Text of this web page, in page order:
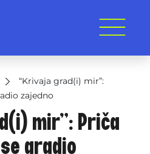
“Krivaja grad(i) mir”:
zajedno
mir”: Priča
gradio